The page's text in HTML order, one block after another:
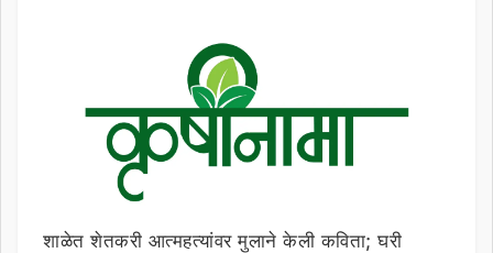
शाळेत शेतकरी आत्महत्यांवर मुलाने केली कविता; घरी